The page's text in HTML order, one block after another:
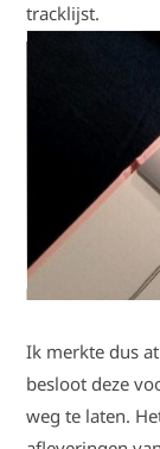
tracklijst.
Ik merkte dus
besloot deze
weg te laten.